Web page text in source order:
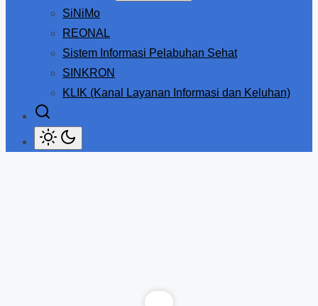
SiNiMo
REONAL
Sistem Informasi Pelabuhan Sehat
SINKRON
KLIK (Kanal Layanan Informasi dan Keluhan)